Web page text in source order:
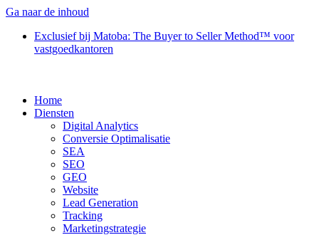
Ga naar de inhoud
Exclusief bij Matoba: The Buyer to Seller Method™ voor
vastgoedkantoren
Home
Diensten
Digital Analytics
Conversie Optimalisatie
SEA
SEO
GEO
Website
Lead Generation
Tracking
Marketingstrategie